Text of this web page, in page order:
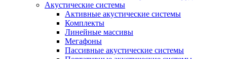
Акустические системы
Активные акустические системы
Комплекты
Линейные массивы
Мегафоны
Пассивные акустические системы